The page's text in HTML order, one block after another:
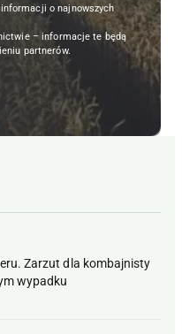
o najnowszych
– informacje te będą
partnerów.
Zarzut dla kombajnisty
wypadku